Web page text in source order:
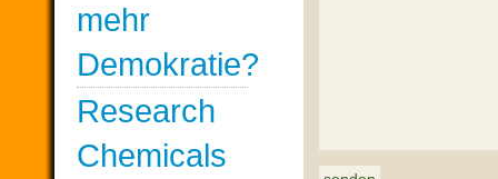
mehr
Demokratie?
Research
Chemicals